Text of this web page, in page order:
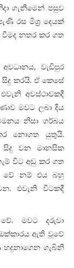
ගැනීමෙන් පසුව
රස මිශ‍්‍ර දෙයක්
නතර කර ගත
වැඩිපුර
සිදු කරයි. ඒ කෙසේ
අවස්ථාවකදී
මවට ලබා දිය
නිසා ගර්බය
නොගත යුතුයි.
සිදු වන මානසික
විට අඩු කර ගත
වේ නම් එය බහු
එවැනි විටකදී
මවට දරුවා
ඇති වූවේ
හදුනාගෙන ගැබිනි